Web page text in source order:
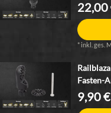
22,00
* inkl. ges.
Fasten-
9,90